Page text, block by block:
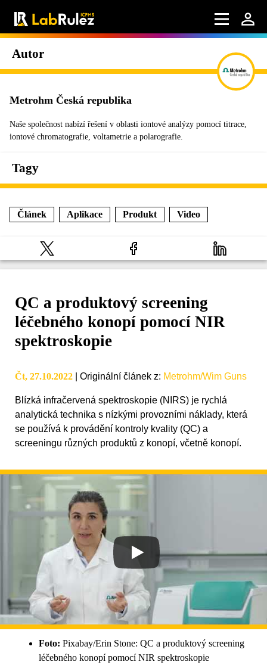
Autor
Metrohm Česká republika
Naše společnost nabízí řešení v oblasti iontové analýzy pomocí titrace,
iontové chromatografie, voltametrie a polarografie.
Tagy
Článek Aplikace Produkt Video
QC a produktový screening
léčebného konopí pomocí NIR
spektroskopie
Čt, 27.10.2022 Originální článek z: Metrohm/Wim Guns
Blízká infračervená spektroskopie (NIRS) je rychlá
analytická technika s nízkými provozními náklady, která
se používá k provádění kontroly kvality (QC) a
screeningu různých produktů z konopí, včetně konopí.
Foto: Pixabay/Erin Stone: QC a produktový screening
léčebného konopí pomocí NIR spektroskopie